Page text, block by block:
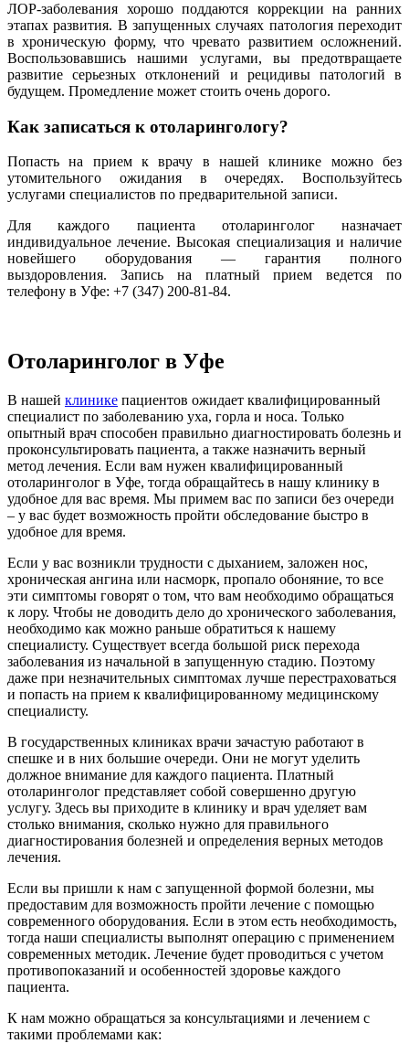
ЛОР-заболевания хорошо поддаются коррекции на ранних
этапах развития. В запущенных случаях патология переходит
в хроническую форму, что чревато развитием осложнений.
Воспользовавшись нашими услугами, вы предотвращаете
развитие серьезных отклонений и рецидивы патологий в
будущем. Промедление может стоить очень дорого.
Как записаться к отоларингологу?
Попасть на прием к врачу в нашей клинике можно без
утомительного ожидания в очередях. Воспользуйтесь
услугами специалистов по предварительной записи.
Для каждого пациента отоларинголог назначает
индивидуальное лечение. Высокая специализация и наличие
новейшего оборудования — гарантия полного
выздоровления. Запись на платный прием ведется по
телефону в Уфе: +7 (347) 200-81-84.
Отоларинголог в Уфе
В нашей клинике пациентов ожидает квалифицированный
специалист по заболеванию уха, горла и носа. Только
опытный врач способен правильно диагностировать болезнь и
проконсультировать пациента, а также назначить верный
метод лечения. Если вам нужен квалифицированный
отоларинголог в Уфе, тогда обращайтесь в нашу клинику в
удобное для вас время. Мы примем вас по записи без очереди
– у вас будет возможность пройти обследование быстро в
удобное для время.
Если у вас возникли трудности с дыханием, заложен нос,
хроническая ангина или насморк, пропало обоняние, то все
эти симптомы говорят о том, что вам необходимо обращаться
к лору. Чтобы не доводить дело до хронического заболевания,
необходимо как можно раньше обратиться к нашему
специалисту. Существует всегда большой риск перехода
заболевания из начальной в запущенную стадию. Поэтому
даже при незначительных симптомах лучше перестраховаться
и попасть на прием к квалифицированному медицинскому
специалисту.
В государственных клиниках врачи зачастую работают в
спешке и в них большие очереди. Они не могут уделить
должное внимание для каждого пациента. Платный
отоларинголог представляет собой совершенно другую
услугу. Здесь вы приходите в клинику и врач уделяет вам
столько внимания, сколько нужно для правильного
диагностирования болезней и определения верных методов
лечения.
Если вы пришли к нам с запущенной формой болезни, мы
предоставим для возможность пройти лечение с помощью
современного оборудования. Если в этом есть необходимость,
тогда наши специалисты выполнят операцию с применением
современных методик. Лечение будет проводиться с учетом
противопоказаний и особенностей здоровье каждого
пациента.
К нам можно обращаться за консультациями и лечением с
такими проблемами как: